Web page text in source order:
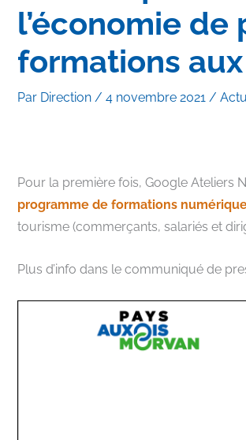
l’économie
formations
Par Direction / 4 novembre 2021 /
Pour la première fois, Google Ateliers
programme de formations
tourisme (commerçants, salariés et
Plus d’info dans le communiqué de